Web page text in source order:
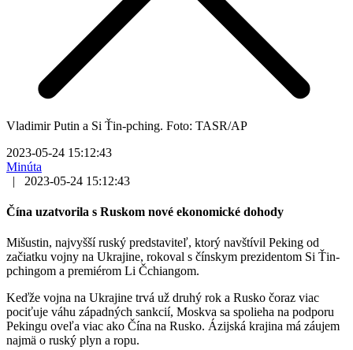
Vladimir Putin a Si Ťin-pching. Foto: TASR/AP
2023-05-24 15:12:43
Minúta
|
2023-05-24 15:12:43
Čína uzatvorila s Ruskom nové ekonomické dohody
Mišustin, najvyšší ruský predstaviteľ, ktorý navštívil Peking od
začiatku vojny na Ukrajine, rokoval s čínskym prezidentom Si Ťin-
pchingom a premiérom Li Čchiangom.
Keďže vojna na Ukrajine trvá už druhý rok a Rusko čoraz viac
pociťuje váhu západných sankcií, Moskva sa spolieha na podporu
Pekingu oveľa viac ako Čína na Rusko. Ázijská krajina má záujem
najmä o ruský plyn a ropu.